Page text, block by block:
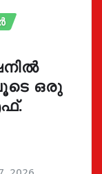
ഒരു